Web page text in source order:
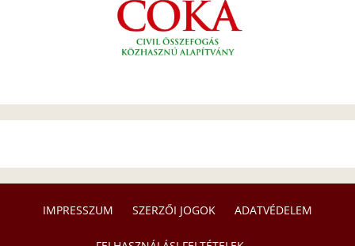
IMPRESSZUM SZERZŐI JOGOK ADATVÉDELEM